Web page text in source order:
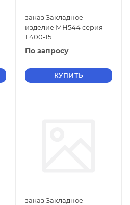
заказ Закладное
изделие МН544 серия
1.400-15
По запросу
КУПИТЬ
заказ Закладное